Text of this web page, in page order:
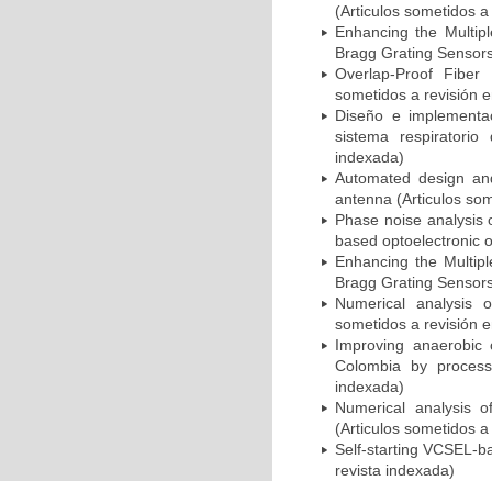
(Articulos sometidos
Enhancing the
Bragg Grating
Overlap-Proof
sometidos a revisión
Diseño e
sistema
indexada)
Automated design
antenna (Articulos
Phase noise analysis
based optoelectronic
Enhancing the
Bragg Grating
Numerical analysis
sometidos a revisión
Improving
Colombia by
indexada)
Numerical analysis
(Articulos sometidos
Self-starting VCSEL-
revista indexada)